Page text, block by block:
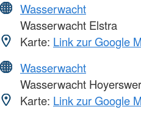
Wasserwacht
Wasserwacht Elstra
Karte: Link zur Google
Wasserwacht
Wasserwacht
Karte: Link zur Google